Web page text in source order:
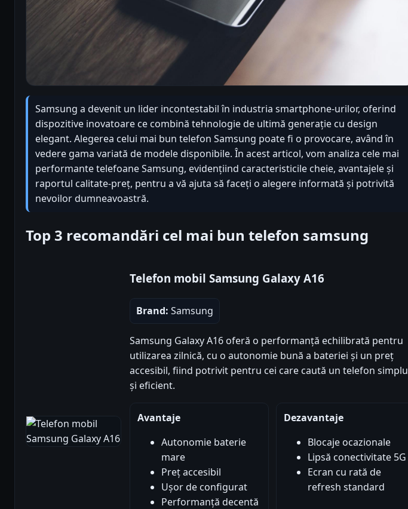
Samsung a devenit un lider incontestabil în industria smartphone-urilor, oferind
dispozitive inovatoare ce combină tehnologie de ultimă generație cu design
elegant. Alegerea celui mai bun telefon Samsung poate fi o provocare, având în
vedere gama variată de modele disponibile. În acest articol, vom analiza cele mai
performante telefoane Samsung, evidențiind caracteristicile cheie, avantajele și
raportul calitate-preț, pentru a vă ajuta să faceți o alegere informată și potrivită
nevoilor dumneavoastră.
Top 3 recomandări cel mai bun telefon samsung
Telefon mobil Samsung Galaxy A16
Brand: Samsung
Samsung Galaxy A16 oferă o performanță echilibrată pentru
utilizarea zilnică, cu o autonomie bună a bateriei și un preț
accesibil, fiind potrivit pentru cei care caută un telefon simplu
și eficient.
Avantaje
Autonomie baterie
mare
Preț accesibil
Ușor de configurat
Performanță decentă
Dezavantaje
Blocaje ocazionale
Lipsă conectivitate 5G
Ecran cu rată de
refresh standard